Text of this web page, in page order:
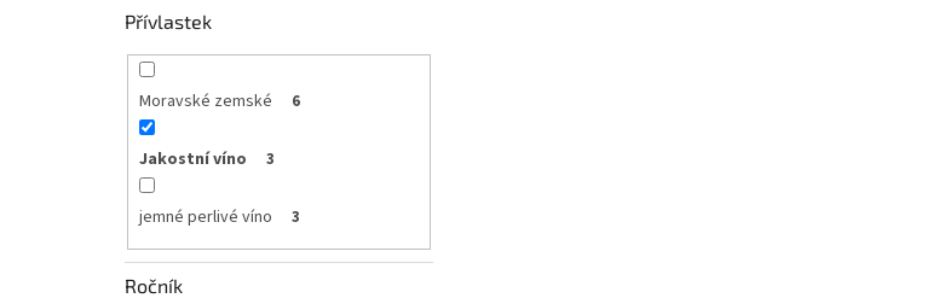
Přívlastek
Moravské zemské 6
Jakostní víno 3
jemné perlivé víno 3
Ročník